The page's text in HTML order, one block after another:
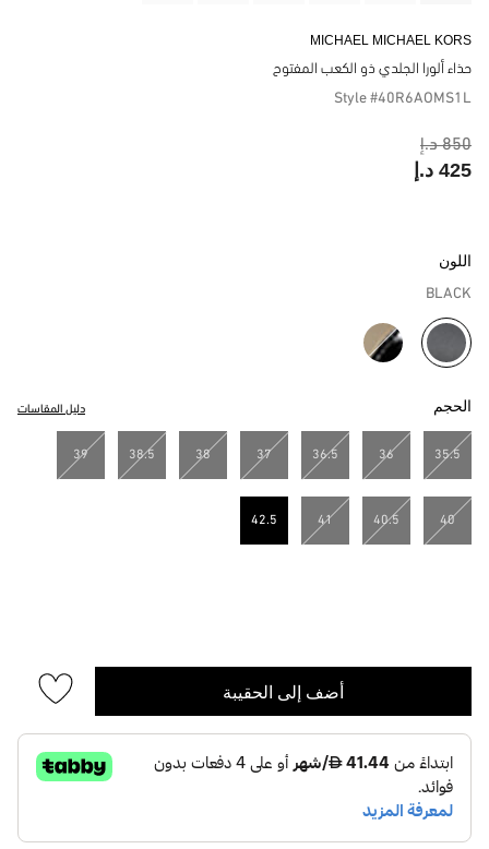
MICHAEL MICHAEL KORS
حذاء ألورا الجلدي ذو الكعب المفتوح
Style #40R6AOMS1L
850 د.إ
425 د.إ
اللون
BLACK
مختار
الحجم دليل المقاسات
35.5
36
36.5
37
38
38.5
39
40
40.5
41
42.5
أضف إلى الحقيبة